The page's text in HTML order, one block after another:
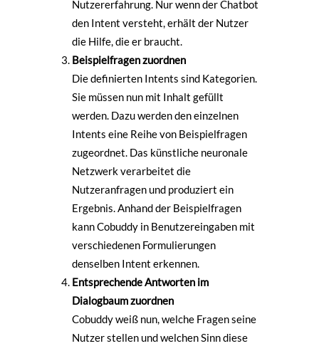
Nutzererfahrung. Nur wenn der Chatbot
den Intent versteht, erhält der Nutzer
die Hilfe, die er braucht.
Beispielfragen zuordnen
Die definierten Intents sind Kategorien.
Sie müssen nun mit Inhalt gefüllt
werden. Dazu werden den einzelnen
Intents eine Reihe von Beispielfragen
zugeordnet. Das künstliche neuronale
Netzwerk verarbeitet die
Nutzeranfragen und produziert ein
Ergebnis. Anhand der Beispielfragen
kann Cobuddy in Benutzereingaben mit
verschiedenen Formulierungen
denselben Intent erkennen.
Entsprechende Antworten im
Dialogbaum zuordnen
Cobuddy weiß nun, welche Fragen seine
Nutzer stellen und welchen Sinn diese